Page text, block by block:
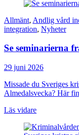
Allmänt, Andlig vård
integration, Nyheter
Se seminarierna
29 juni 2026
Missade du Sveriges
Almedalsvecka? Här
Läs vidare